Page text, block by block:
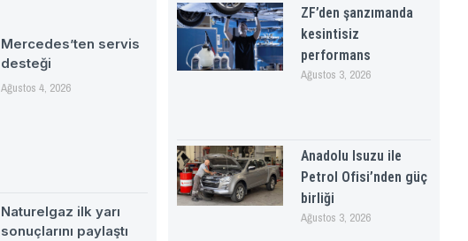
Mercedes’ten servis
desteği
Ağustos 4, 2026
Naturelgaz ilk yarı
sonuçlarını paylaştı
ZF’den şanzımanda
kesintisiz
performans
Ağustos 3, 2026
Anadolu Isuzu ile
Petrol Ofisi’nden güç
birliği
Ağustos 3, 2026